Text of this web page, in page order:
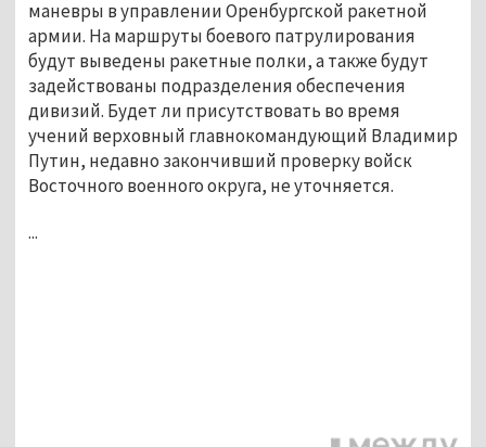
маневры в управлении Оренбургской ракетной
армии. На маршруты боевого патрулирования
будут выведены ракетные полки, а также будут
задействованы подразделения обеспечения
дивизий. Будет ли присутствовать во время
учений верховный главнокомандующий Владимир
Путин, недавно закончивший проверку войск
Восточного военного округа, не уточняется.
...